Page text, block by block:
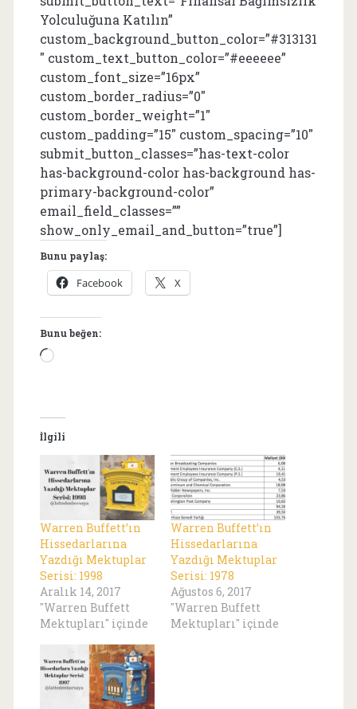
Yolculuğuna Katılın”
custom_background_button_color=”#313131
″ custom_text_button_color=”#eeeeee”
custom_font_size=”16px”
custom_border_radius=”0″
custom_border_weight=”1″
custom_padding=”15″ custom_spacing=”10″
submit_button_classes=”has-text-color
has-background-color has-background has-
primary-background-color”
email_field_classes=””
show_only_email_and_button=”true”]
Bunu paylaş:
Facebook X
Bunu beğen:
Yükleniyor...
İlgili
Warren Buffett’ın
Hissedarlarına
Yazdığı Mektuplar
Serisi: 1998
Aralık 14, 2017
"Warren Buffett
Mektupları" içinde
Warren Buffett’ın
Hissedarlarına
Yazdığı Mektuplar
Serisi: 1978
Ağustos 6, 2017
"Warren Buffett
Mektupları" içinde